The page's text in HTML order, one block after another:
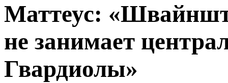
Маттеус:
не занимает
Гвардиолы»